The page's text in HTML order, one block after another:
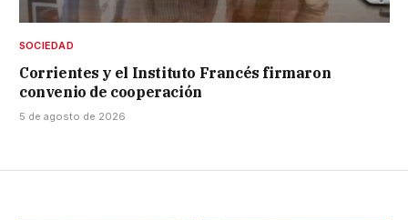
SOCIEDAD
Corrientes y el Instituto Francés firmaron
convenio de cooperación
5 de agosto de 2026